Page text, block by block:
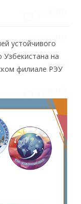
устойчивого
Узбекистана на
филиале РЭУ